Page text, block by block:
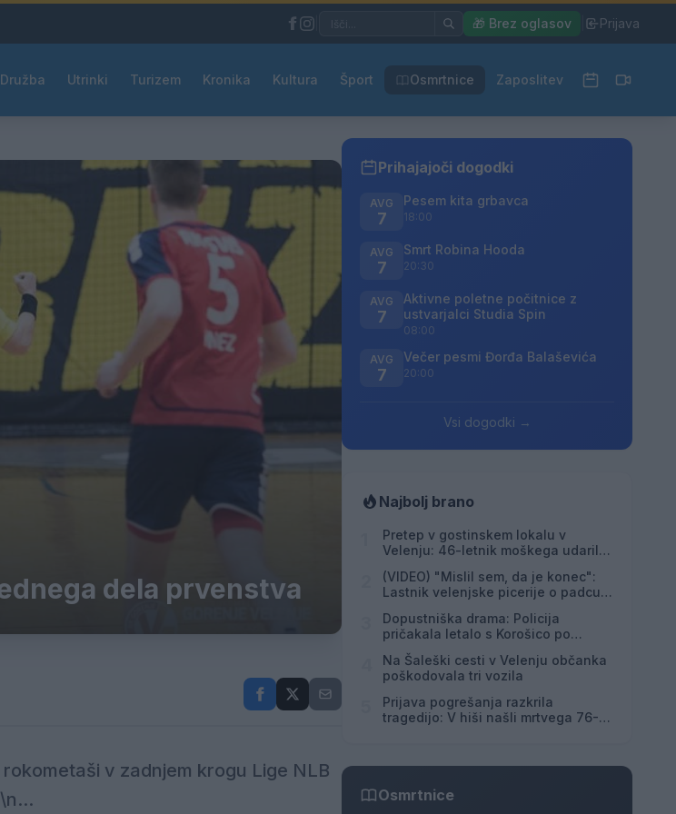
🎁 Brez oglasov Prijava
Družba Utrinki Turizem Kronika Kultura Šport Osmrtnice Zaposlitev
dela prvenstva
v zadnjem krogu Lige NLB
Prihajajoči dogodki
AVG
7
Pesem kita grbavca
18:00
AVG
7
Smrt Robina Hooda
20:30
AVG
7
Aktivne poletne počitnice z
ustvarjalci Studia Spin
08:00
AVG
7
Večer pesmi Đorđa Balaševića
20:00
Vsi dogodki →
Najbolj brano
Pretep v gostinskem lokalu v
Velenju: 46-letnik moškega udaril s
(VIDEO) "Mislil sem, da je konec":
Lastnik velenjske picerije o padcu s
Dopustniška drama: Policija
pričakala letalo s Korošico po
Na Šaleški cesti v Velenju občanka
poškodovala tri vozila
Prijava pogrešanja razkrila
tragedijo: V hiši našli mrtvega 76-
Osmrtnice